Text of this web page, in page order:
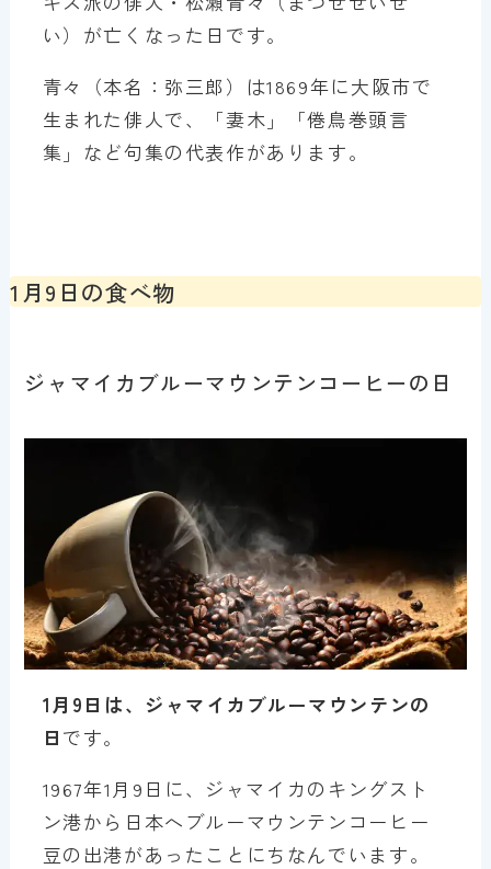
い）が亡くなった日です。
青々（本名：弥三郎）は1869年に大阪市で
生まれた俳人で、「妻木」「倦鳥巻頭言
集」など句集の代表作があります。
1月9日の食べ物
ジャマイカブルーマウンテンコーヒーの日
1月9日は、ジャマイカブルーマウンテンの
日 です。
1967年1月9日に、ジャマイカのキングスト
ン港から日本へブルーマウンテンコーヒー
豆の出港があったことにちなんでいます。